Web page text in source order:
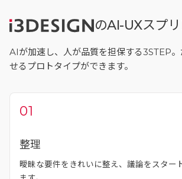
のAI-UXスプ
AIが加速し、人が品質を担保する3STEP
せるプロトタイプができます。
01
整理
曖昧な要件をきれいに整え、議論をスター